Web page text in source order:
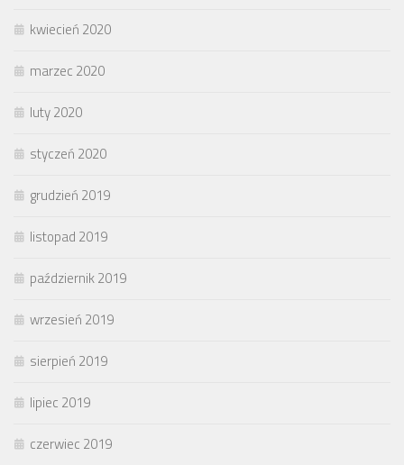
kwiecień 2020
marzec 2020
luty 2020
styczeń 2020
grudzień 2019
listopad 2019
październik 2019
wrzesień 2019
sierpień 2019
lipiec 2019
czerwiec 2019